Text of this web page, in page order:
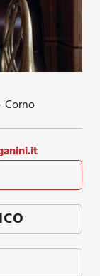
Corno